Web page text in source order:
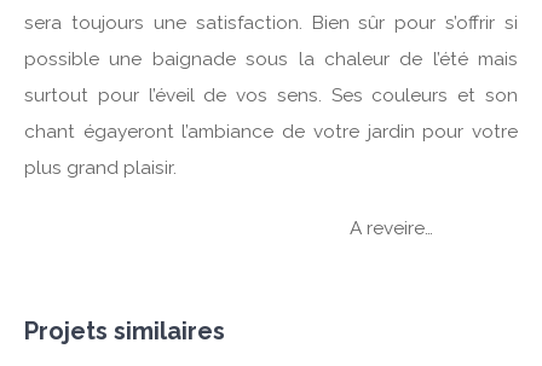
sera toujours une satisfaction. Bien sûr pour s’offrir si
possible une baignade sous la chaleur de l’été mais
surtout pour l’éveil de vos sens. Ses couleurs et son
chant égayeront l’ambiance de votre jardin pour votre
plus grand plaisir.
A reveire…
Projets similaires